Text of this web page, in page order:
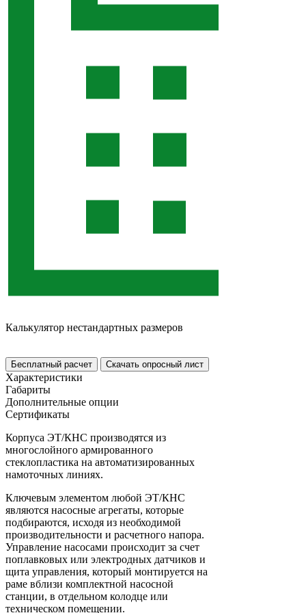
Калькулятор нестандартных размеров
Бесплатный расчет Скачать опросный лист
Характеристики
Габариты
Дополнительные опции
Сертификаты
Корпуса ЭТ/КНС производятся из
многослойного армированного
стеклопластика на автоматизированных
намоточных линиях.
Ключевым элементом любой ЭТ/КНС
являются насосные агрегаты, которые
подбираются, исходя из необходимой
производительности и расчетного напора.
Управление насосами происходит за счет
поплавковых или электродных датчиков и
щита управления, который монтируется на
раме вблизи комплектной насосной
станции, в отдельном колодце или
техническом помещении.